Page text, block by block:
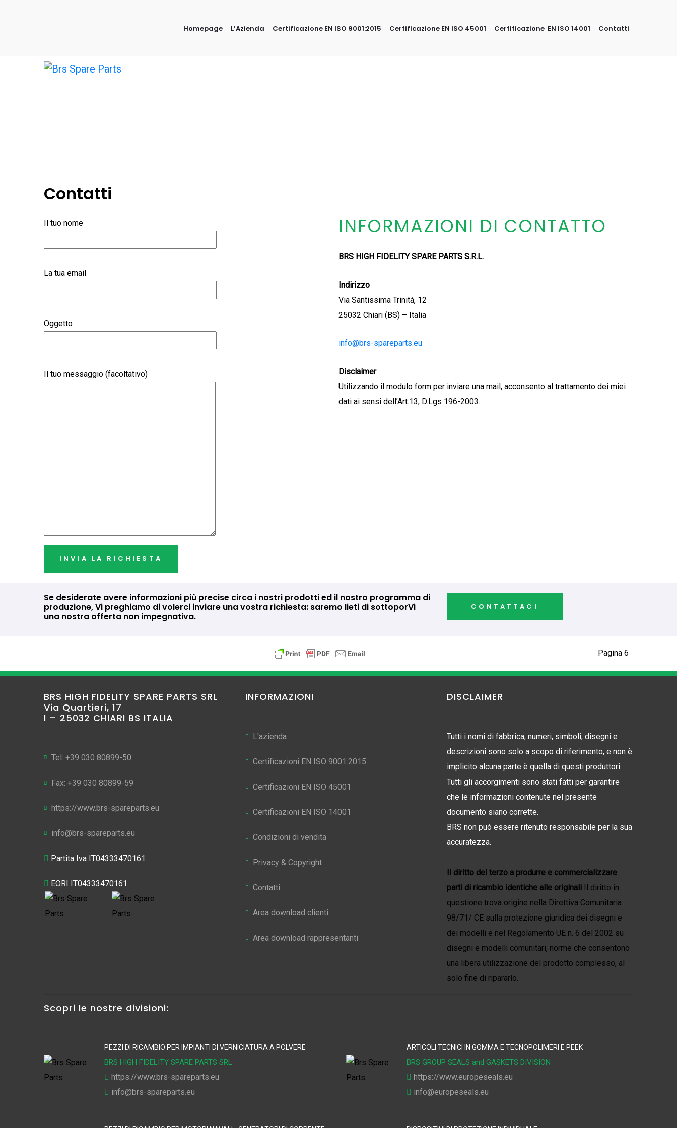
Homepage L’Azienda Certificazione EN ISO 9001:2015 Certificazione EN ISO 45001 Certificazione EN ISO 14001 Contatti
Contatti
Il tuo nome
La tua email
Oggetto
Il tuo messaggio (facoltativo)
INFORMAZIONI DI CONTATTO
BRS HIGH FIDELITY SPARE PARTS S.R.L.
Indirizzo
Via Santissima Trinità, 12
25032 Chiari (BS) – Italia
info@brs-spareparts.eu
Disclaimer
Utilizzando il modulo form per inviare una mail, acconsento al trattamento dei miei
dati ai sensi dell’Art.13, D.Lgs 196-2003.
Se desiderate avere informazioni più precise circa i nostri prodotti ed il nostro programma di
produzione, Vi preghiamo di volerci inviare una vostra richiesta: saremo lieti di sottoporVi
una nostra offerta non impegnativa.
CONTATTACI
Pagina 6
BRS HIGH FIDELITY SPARE PARTS SRL
Via Quartieri, 17
I – 25032 CHIARI BS ITALIA
Tel: +39 030 80899-50
Fax: +39 030 80899-59
https://www.brs-spareparts.eu
info@brs-spareparts.eu
Partita Iva IT04333470161
EORI IT04333470161
INFORMAZIONI
L'azienda
Certificazioni EN ISO 9001:2015
Certificazioni EN ISO 45001
Certificazioni EN ISO 14001
Condizioni di vendita
Privacy & Copyright
Contatti
Area download clienti
Area download rappresentanti
DISCLAIMER
Tutti i nomi di fabbrica, numeri, simboli, disegni e
descrizioni sono solo a scopo di riferimento, e non è
implicito alcuna parte è quella di questi produttori.
Tutti gli accorgimenti sono stati fatti per garantire
che le informazioni contenute nel presente
documento siano corrette.
BRS non può essere ritenuto responsabile per la sua
accuratezza.
Il diritto del terzo a produrre e commercializzare
parti di ricambio identiche alle originali Il diritto in
questione trova origine nella Direttiva Comunitaria
98/71/ CE sulla protezione giuridica dei disegni e
dei modelli e nel Regolamento UE n. 6 del 2002 su
disegni e modelli comunitari, norme che consentono
una libera utilizzazione del prodotto complesso, al
solo fine di ripararlo.
Scopri le nostre divisioni:
PEZZI DI RICAMBIO PER IMPIANTI DI VERNICIATURA A POLVERE
BRS HIGH FIDELITY SPARE PARTS SRL
https://www.brs-spareparts.eu
info@brs-spareparts.eu
ARTICOLI TECNICI IN GOMMA E TECNOPOLIMERI E PEEK
BRS GROUP SEALS and GASKETS DIVISION
https://www.europeseals.eu
info@europeseals.eu